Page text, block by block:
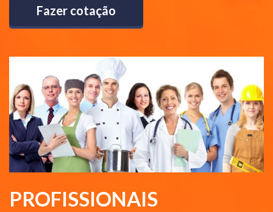
Fazer cotação
PROFISSIONAIS